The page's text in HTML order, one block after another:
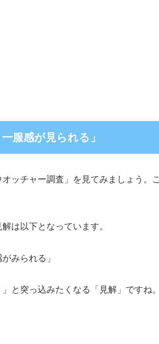
服感が見られる」
ッチャー調査」を見てみましょう。こ
は以下となっています。
みられる」
と突っ込みたくなる「見解」ですね。